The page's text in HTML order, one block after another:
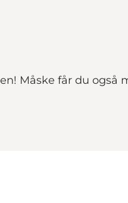
Måske får du også